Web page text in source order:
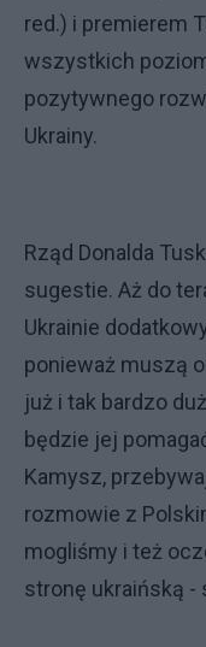
red.) i premierem
wszystkich
pozytywnego
Ukrainy.
Rząd Donalda
sugestie. Aż do
Ukrainie
ponieważ muszą
już i tak bardzo
będzie jej
Kamysz,
rozmowie z
mogliśmy i też
stronę ukraińską -